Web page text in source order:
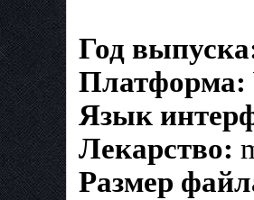
Год
Платформа:
Язык
Лекарство:
Размер